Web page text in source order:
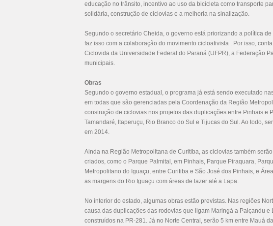
educação no trânsito, incentivo ao uso da bicicleta como transporte
solidária, construção de ciclovias e a melhoria na sinalização.
Segundo o secretário Cheida, o governo está priorizando a política
faz isso com a colaboração do movimento cicloativista . Por isso,
Ciclovida da Universidade Federal do Paraná (UFPR), a Federação
municipais.
Obras
Segundo o governo estadual, o programa já está sendo executado
em todas que são gerenciadas pela Coordenação da Região
construção de ciclovias nos projetos das duplicações entre Pinhais e
Tamandaré, Itaperuçu, Rio Branco do Sul e Tijucas do Sul. Ao todo,
em 2014.
Ainda na Região Metropolitana de Curitiba, as ciclovias também
criados, como o Parque Palmital, em Pinhais, Parque Piraquara,
Metropolitano do Iguaçu, entre Curitiba e São José dos Pinhais, e
as margens do Rio Iguaçu com áreas de lazer até a Lapa.
No interior do estado, algumas obras estão previstas. Nas regiões
causa das duplicações das rodovias que ligam Maringá a Paiçandu
construídos na PR-281. Já no Norte Central, serão 5 km entre Mauá